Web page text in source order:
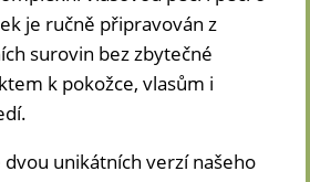
je ručně připravován z
surovin bez zbytečné
k pokožce, vlasům i
unikátních verzí našeho